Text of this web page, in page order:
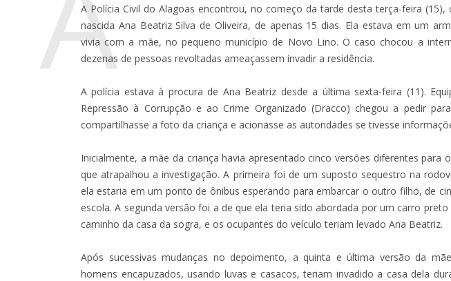
A Polícia Civil do Alagoas encontrou, no começo da tarde desta terça-feira
nascida Ana Beatriz Silva de Oliveira, de apenas 15 dias. Ela estava em um
vivia com a mãe, no pequeno município de Novo Lino. O caso chocou a
dezenas de pessoas revoltadas ameaçassem invadir a residência.
A polícia estava à procura de Ana Beatriz desde a última sexta-feira (11).
Repressão à Corrupção e ao Crime Organizado (Dracco) chegou a pedir
compartilhasse a foto da criança e acionasse as autoridades se tivesse
Inicialmente, a mãe da criança havia apresentado cinco versões diferentes para
que atrapalhou a investigação. A primeira foi de um suposto sequestro na
ela estaria em um ponto de ônibus esperando para embarcar o outro filho, de
escola. A segunda versão foi a de que ela teria sido abordada por um carro
caminho da casa da sogra, e os ocupantes do veículo teriam levado Ana Beatriz.
Após sucessivas mudanças no depoimento, a quinta e última versão da
homens encapuzados, usando luvas e casacos, teriam invadido a casa dela